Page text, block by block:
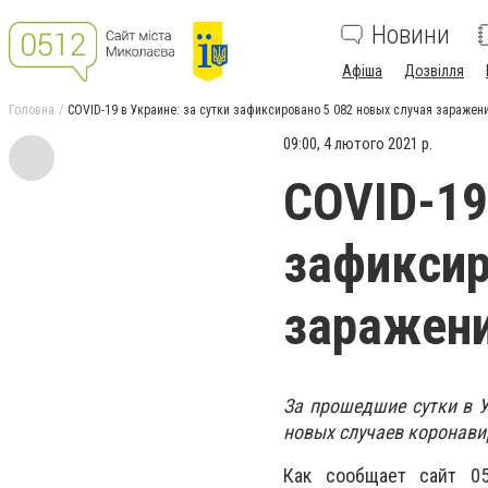
Новини
Афіша Дозвілля
Головна COVID-19 в Украине: за сутки зафиксировано 5 082 новых случая
09:00, 4 лютого 2021 р.
COVID-
За прошедшие сутки в
новых случаев
Как сообщает сайт